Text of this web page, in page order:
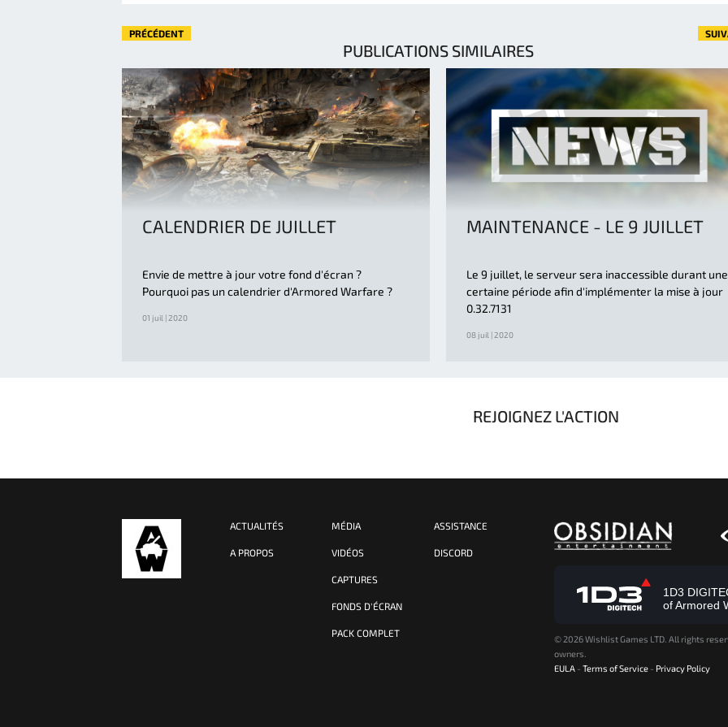
PRÉCÉDENT
PUBLICATIONS SIMILAIRES
CALENDRIER DE JUILLET
Envie de mettre à jour votre fond d'écran ?
Pourquoi pas un calendrier d'Armored Warfare ?
01 juil | 2020
MAINTENANCE - LE 9 JUILLET
Le 9 juillet, le serveur sera inaccessible durant une
certaine période afin d'implémenter la mise à jour
0.32.7131
08 juil | 2020
REJOIGNEZ L'ACTION
ACTUALITÉS
A PROPOS
MÉDIA
VIDÉOS
CAPTURES
FONDS D'ÉCRAN
PACK COMPLET
ASSISTANCE
DISCORD
1D3
of Armored
© 2026 Wishlist Games LTD. All rights
owners.
EULA - Terms of Service - Privacy Policy